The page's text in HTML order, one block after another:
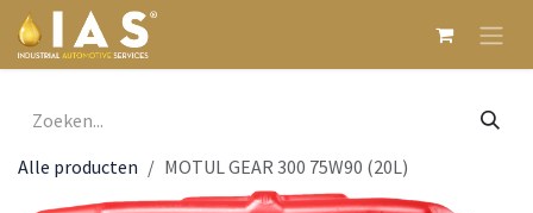
Overslaan naar inhoud
Alle producten MOTUL GEAR 300 75W90 (20L)